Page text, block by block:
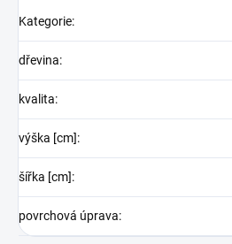
Kategorie:
dřevina:
kvalita:
výška [cm]:
šířka [cm]:
povrchová úprava: